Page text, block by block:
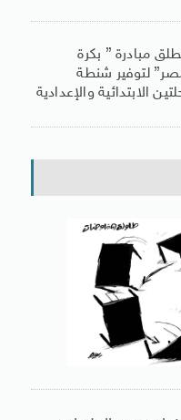
مبادرة ” بكرة
لتوفير شنطة
الابتدائية والإعدادية